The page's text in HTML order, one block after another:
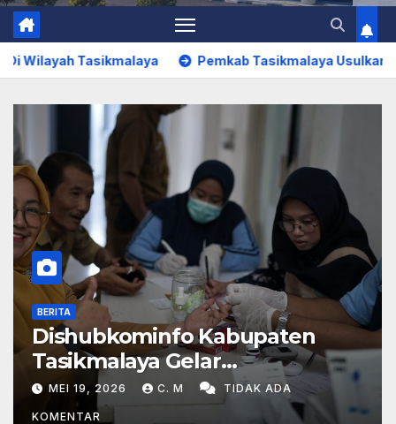
Pemkab Tasikmalaya Usulkan Rehabilitasi
BERITA
Dishubkominfo Kabupaten
Tasikmalaya Gelar
Pemeriksaan Kesehatan Bagi
Para Pegawai
MEI 19, 2026 C. M TIDAK ADA
KOMENTAR